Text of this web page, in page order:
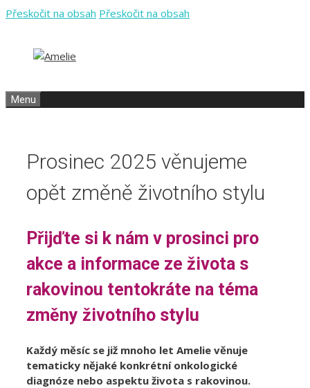
Přeskočit na obsah Přeskočit na obsah
Menu
Prosinec 2025 věnujeme
opět změně životního stylu
Přijďte si k nám v prosinci pro
akce a informace ze života s
rakovinou tentokráte na téma
změny životního stylu
Každý měsíc se již mnoho let Amelie věnuje
tematicky nějaké konkrétní onkologické
diagnóze nebo aspektu života s rakovinou.